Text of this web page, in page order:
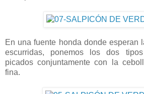
En una fuente honda donde esperan
escurridas, ponemos los dos
picados conjuntamente con la
fina.